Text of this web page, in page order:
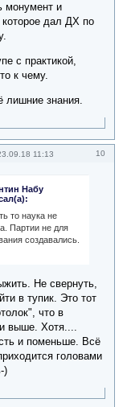
монумент и
которое дал ДХ по
с практикой,
к чему.
лишние знания.
10
11:13
Набу
то наука не
Партии не для
создавались.
Не свернуть,
в тупик. Это тот
что в
выше. Хотя....
и поменьше. Всё
головами
)